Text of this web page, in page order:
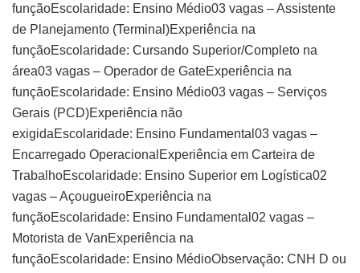
funçãoEscolaridade: Ensino Médio03 vagas – Assistente
de Planejamento (Terminal)Experiência na
funçãoEscolaridade: Cursando Superior/Completo na
área03 vagas – Operador de GateExperiência na
funçãoEscolaridade: Ensino Médio03 vagas – Serviços
Gerais (PCD)Experiência não
exigidaEscolaridade: Ensino Fundamental03 vagas –
Encarregado OperacionalExperiência em Carteira de
TrabalhoEscolaridade: Ensino Superior em Logística02
vagas – AçougueiroExperiência na
funçãoEscolaridade: Ensino Fundamental02 vagas –
Motorista de VanExperiência na
funçãoEscolaridade: Ensino MédioObservação: CNH D ou